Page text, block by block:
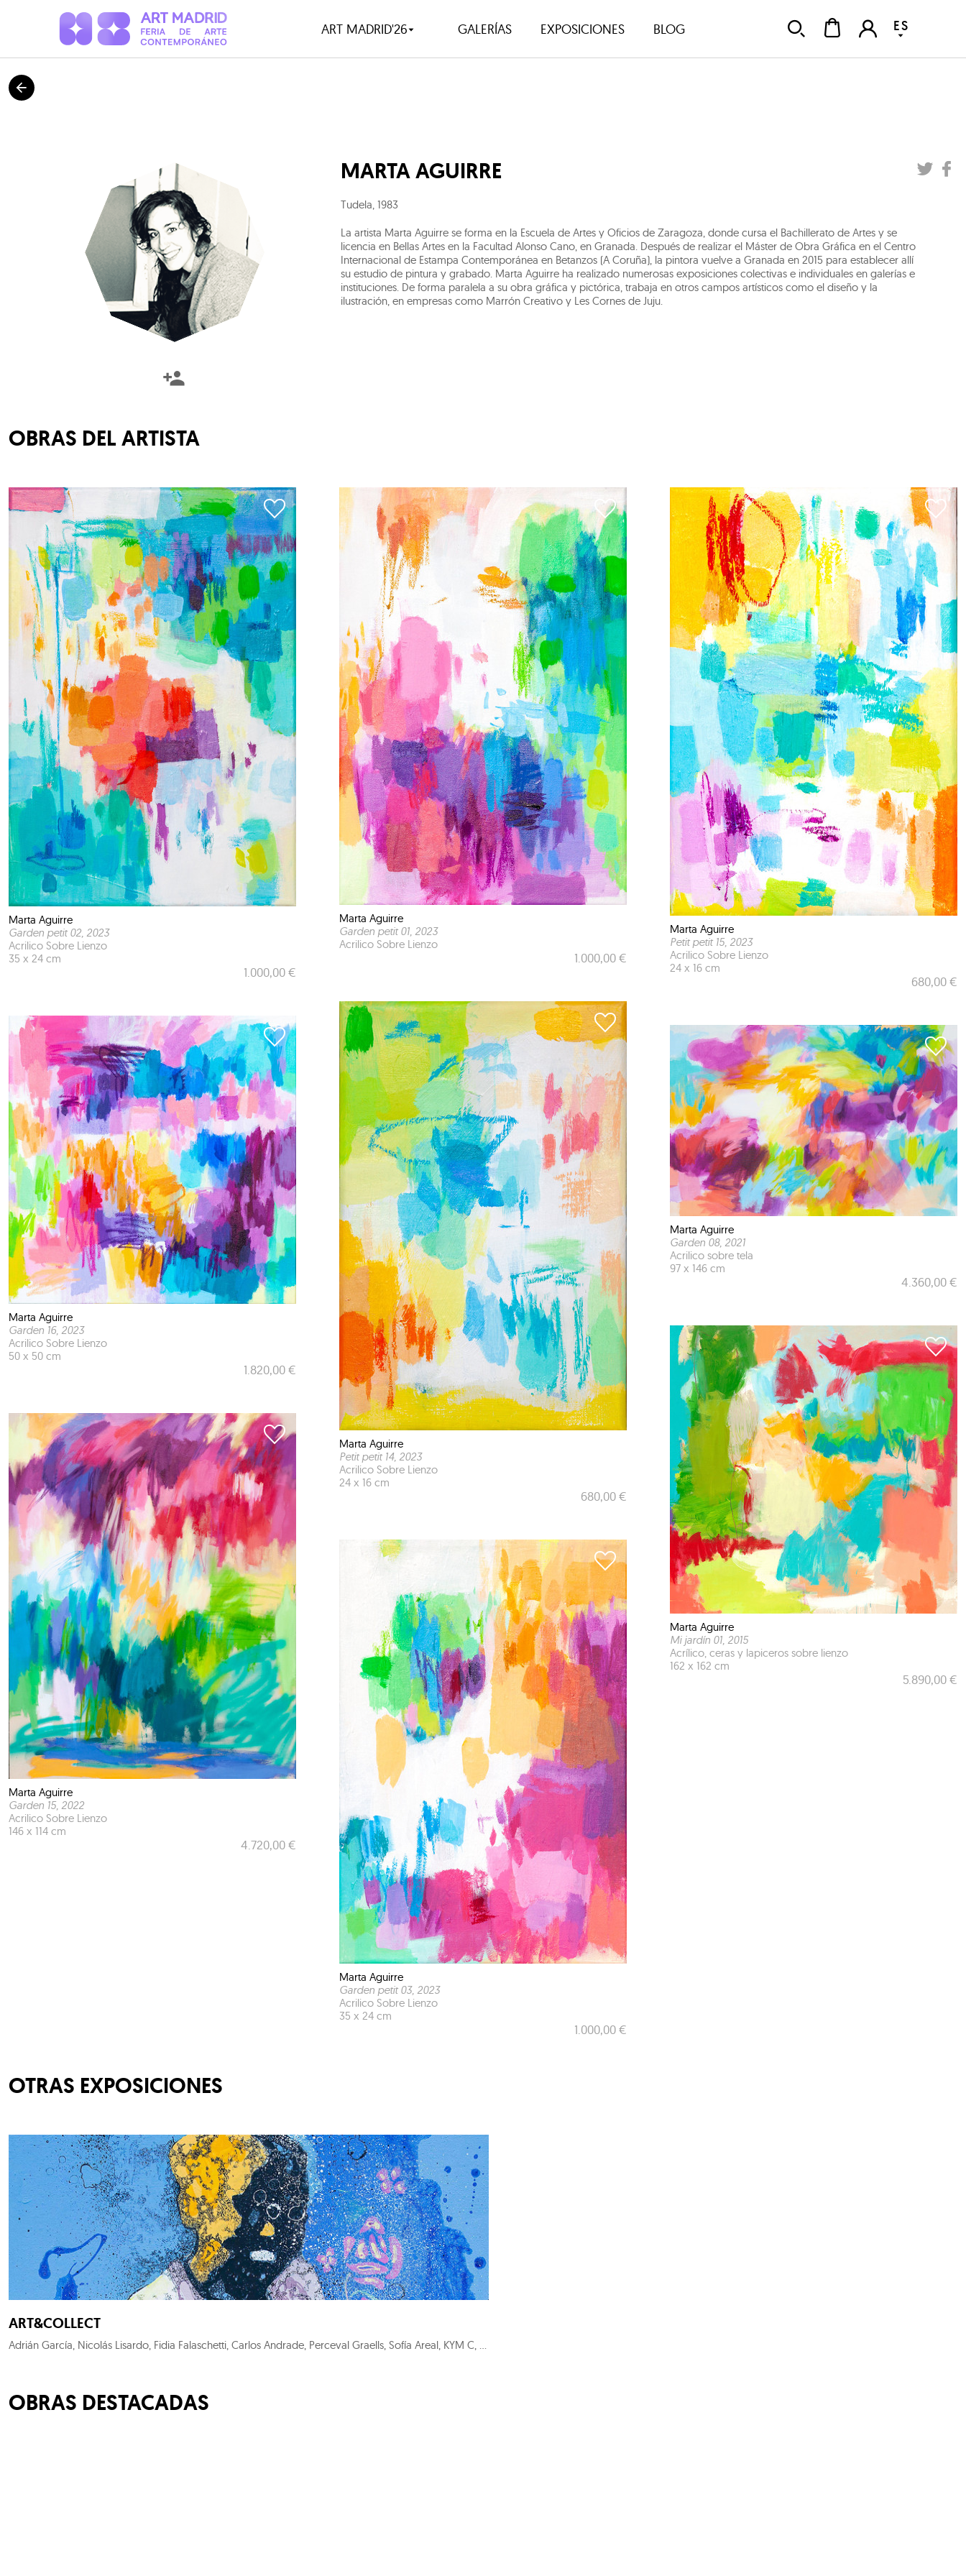
ART MADRID'26 GALERÍAS EXPOSICIONES BLOG ES
MARTA AGUIRRE
Tudela, 1983
La artista Marta Aguirre se forma en la Escuela de Artes y Oficios de Zaragoza, donde cursa el Bachillerato de Artes y se
licencia en Bellas Artes en la Facultad Alonso Cano, en Granada. Después de realizar el Máster de Obra Gráfica en el Centro
Internacional de Estampa Contemporánea en Betanzos (A Coruña), la pintora vuelve a Granada en 2015 para establecer allí
su estudio de pintura y grabado. Marta Aguirre ha realizado numerosas exposiciones colectivas e individuales en galerías e
instituciones. De forma paralela a su obra gráfica y pictórica, trabaja en otros campos artísticos como el diseño y la
ilustración, en empresas como Marrón Creativo y Les Cornes de Juju.
OBRAS DEL ARTISTA
Marta Aguirre
Garden petit 02, 2023
Acrilico Sobre Lienzo
35 x 24 cm
1.000,00 €
Marta Aguirre
Garden 16, 2023
Acrilico Sobre Lienzo
50 x 50 cm
1.820,00 €
Marta Aguirre
Garden 15, 2022
Acrilico Sobre Lienzo
146 x 114 cm
4.720,00 €
Marta Aguirre
Garden petit 01, 2023
Acrilico Sobre Lienzo
1.000,00 €
Marta Aguirre
Petit petit 14, 2023
Acrilico Sobre Lienzo
24 x 16 cm
680,00 €
Marta Aguirre
Garden petit 03, 2023
Acrilico Sobre Lienzo
35 x 24 cm
1.000,00 €
Marta Aguirre
Petit petit 15, 2023
Acrilico Sobre Lienzo
24 x 16 cm
680,00 €
Marta Aguirre
Garden 08, 2021
Acrilico sobre tela
97 x 146 cm
4.360,00 €
Marta Aguirre
Mi jardín 01, 2015
Acrílico, ceras y lapiceros sobre lienzo
162 x 162 cm
5.890,00 €
OTRAS EXPOSICIONES
ART&COLLECT
Adrián García, Nicolás Lisardo, Fidia Falaschetti, Carlos Andrade, Perceval Graells, Sofía Areal, KYM C, Costa Gorel, Francesca Poza, Roger Sanguino, Nuria Formenti, Ewa Jaros, Carlos Barão, Alex Pallí Vert, Carlos Cartaxo, Cristina Gamón, Pepe Puntas, Stéphanie de Malherbe, Marc Sparfel, Juanjo Martínez Cánovas, KUK LIN, Jaime Sicilia, Larry Otoo, Diego Benéitez, Iván Prieto, Horacio Silva, Nélio Saltão, Iván Baizán, Marta Aguirre, Prince Galla Gnohité, Elvira Carrasco, Xurxo Gómez-Chao, Federico Granell, Julien Primard
OBRAS DESTACADAS